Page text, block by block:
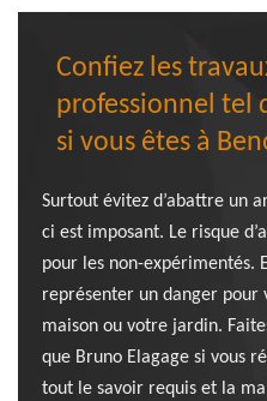
Confiez les
professionnel tel
si vous êtes à
Surtout évitez d’abattre un
ci est imposant. Le risque
pour les non-expérimentés.
représenter un danger pour
maison ou votre jardin.
que Bruno Elagage si vous
tout le savoir requis et la